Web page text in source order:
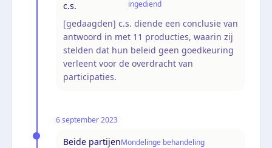
c.s. ingediend
[gedaagden] c.s. diende een conclusie van
antwoord in met 11 producties, waarin zij
stelden dat hun beleid geen goedkeuring
verleent voor de overdracht van
participaties.
6 september 2023
Beide partijenMondelinge behandeling